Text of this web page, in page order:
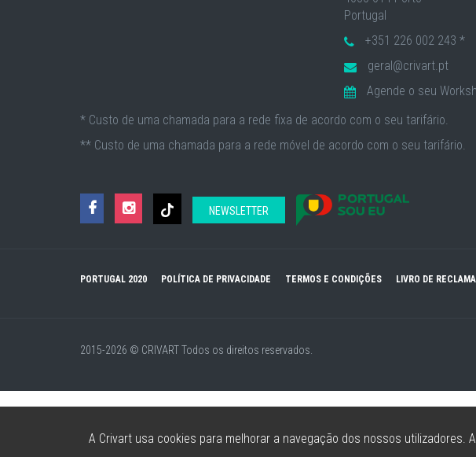
Portugal
+351 226 002 243 *
geral@crivart.pt
Agende o seu
* Custo de uma chamada para a rede fixa de acordo com o seu tarifário.
** Custo de uma chamada para a rede móvel de acordo com o seu tarifário.
NEWSLETTER
PORTUGAL 2020 POLÍTICA DE PRIVACIDADE TERMOS E CONDIÇÕES LIVRO DE
2015-2026 © CRIVARTTodos os direitos reservados.
A Crivart usa cookies para melhorar a navegação dos nossos